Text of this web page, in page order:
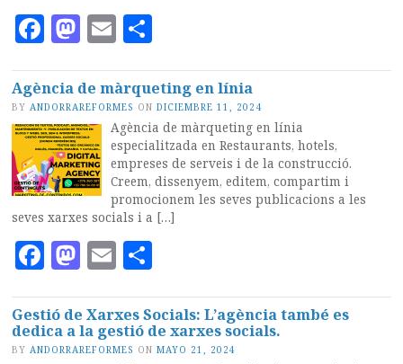
Facebook
Mastodon
Email
Agència de màrqueting en línia
BY ANDORRAREFORMES ON DICIEMBRE 11, 2024
Agència de màrqueting en línia
especialitzada en Restaurants, hotels,
empreses de serveis i de la construcció.
Creem, dissenyem, editem, compartim i
promocionem les seves publicacions a les
seves xarxes socials i a […]
Facebook
Mastodon
Email
Gestió de Xarxes Socials: L’agència també es
dedica a la gestió de xarxes socials.
BY ANDORRAREFORMES ON MAYO 21, 2024